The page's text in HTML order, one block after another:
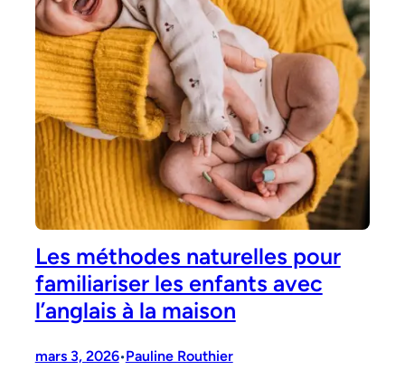
Les méthodes naturelles pour
familiariser les enfants avec
l’anglais à la maison
mars 3, 2026•Pauline Routhier